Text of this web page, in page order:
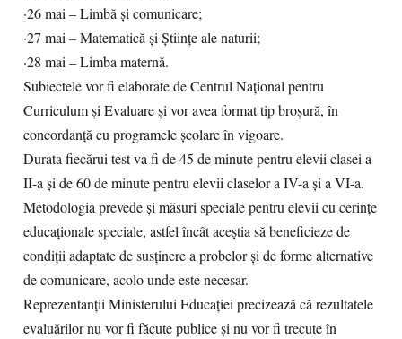
·26 mai – Limbă și comunicare;
·27 mai – Matematică și Științe ale naturii;
·28 mai – Limba maternă.
Subiectele vor fi elaborate de Centrul Național pentru
Curriculum și Evaluare și vor avea format tip broșură, în
concordanță cu programele școlare în vigoare.
Durata fiecărui test va fi de 45 de minute pentru elevii clasei a
II-a și de 60 de minute pentru elevii claselor a IV-a și a VI-a.
Metodologia prevede și măsuri speciale pentru elevii cu cerințe
educaționale speciale, astfel încât aceștia să beneficieze de
condiții adaptate de susținere a probelor și de forme alternative
de comunicare, acolo unde este necesar.
Reprezentanții Ministerului Educației precizează că rezultatele
evaluărilor nu vor fi făcute publice și nu vor fi trecute în